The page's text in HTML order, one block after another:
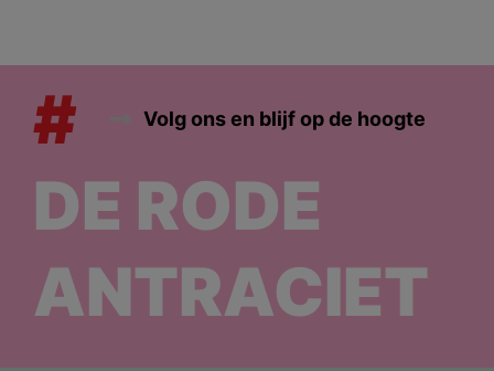
# Volg ons en blijf op de hoogte
DE RODE
ANTRACIET